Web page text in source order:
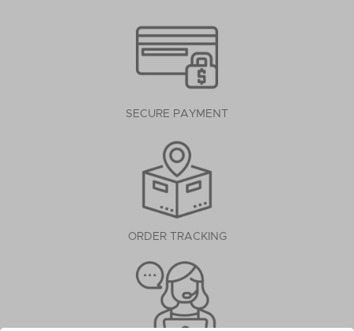
SECURE PAYMENT
ORDER TRACKING